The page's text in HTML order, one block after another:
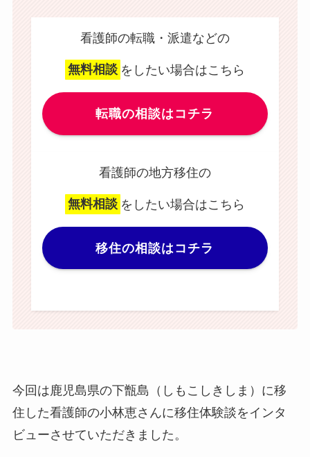
看護師の転職・派遣などの
無料相談 をしたい場合はこちら
転職の相談はコチラ
看護師の地方移住の
無料相談 をしたい場合はこちら
移住の相談はコチラ
今回は鹿児島県の下甑島（しもこしきしま）に移
住した看護師の小林恵さんに移住体験談をインタ
ビューさせていただきました。